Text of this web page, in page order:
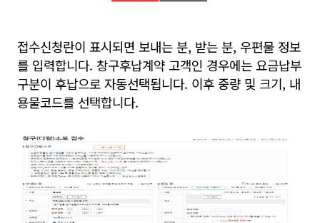
접수신청란이 표시되면 보내는 분, 받는 분, 우편물 정보
를 입력합니다. 창구후납계약 고객인 경우에는 요금납부
구분이 후납으로 자동선택됩니다. 이후 중량 및 크기, 내
용물코드를 선택합니다.